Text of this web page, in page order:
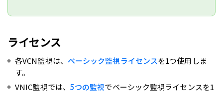
ライセンス
各VCN監視は、 ベーシック監視ライセンスを1つ使用しま
す。
VNIC監視では、 5つの監視でベーシック監視ライセンスを1